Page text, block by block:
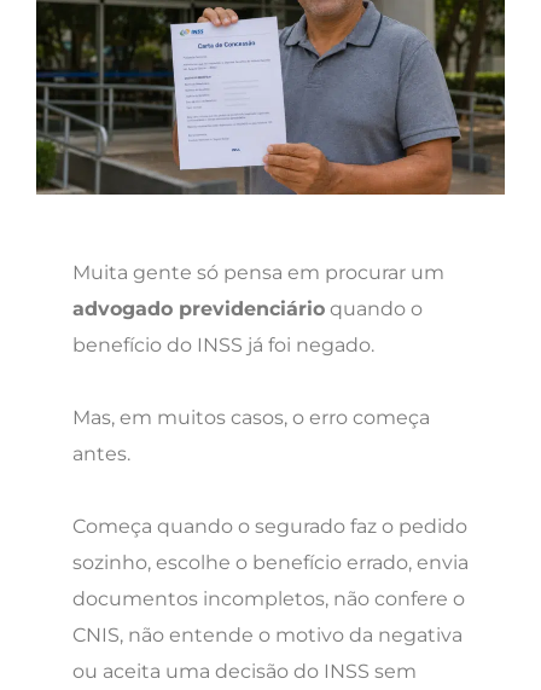
Muita gente só pensa em procurar um
advogado previdenciário quando o
benefício do INSS já foi negado.
Mas, em muitos casos, o erro começa
antes.
Começa quando o segurado faz o pedido
sozinho, escolhe o benefício errado, envia
documentos incompletos, não confere o
CNIS, não entende o motivo da negativa
ou aceita uma decisão do INSS sem